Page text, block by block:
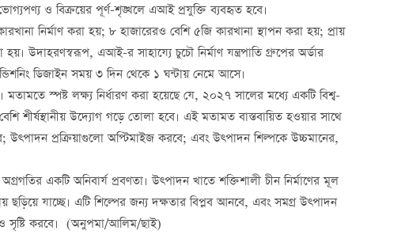
ও বিক্রয়ের পূর্ণ-শৃঙ্খলে এআই প্রযুক্তি ব্যবহৃত হবে।
নির্মাণ করা হয়; ৮ হাজারেরও বেশি ৫জি কারখানা স্থাপন করা হয়; প্রায়
উদাহরণস্বরূপ, এআই-র সাহায্যে চুচৌ নির্মাণ যন্ত্রপাতি গ্রুপের অর্ডার
ডিজাইন সময় ৩ দিন থেকে ১ ঘন্টায় নেমে আসে।
মতামতে স্পষ্ট লক্ষ্য নির্ধারণ করা হয়েছে যে, ২০২৭ সালের মধ্যে একটি বিশ্ব-
শীর্ষস্থানীয় উদ্যোগ গড়ে তোলা হবে। এই মতামত বাস্তবায়িত হওয়ার সাথে
উত্পাদন প্রক্রিয়াগুলো অপ্টিমাইজ করবে; এবং উত্পাদন শিল্পকে উচ্চমানের,
একটি অনিবার্য প্রবণতা। উত্পাদন খাতে শক্তিশালী চীন নির্মাণের মূল
ছড়িয়ে যাচ্ছে। এটি শিল্পের জন্য দক্ষতার বিপ্লব আনবে, এবং সমগ্র উত্পাদন
সৃষ্টি করবে। (অনুপমা/আলিম/ছাই)